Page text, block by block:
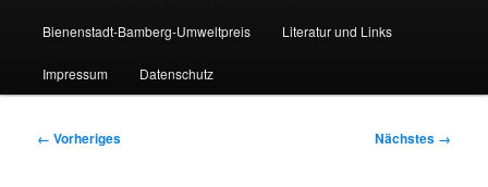
Bienenstadt-Bamberg-Umweltpreis Literatur und Links
Impressum Datenschutz
Bilder-
← Vorheriges Nächstes →